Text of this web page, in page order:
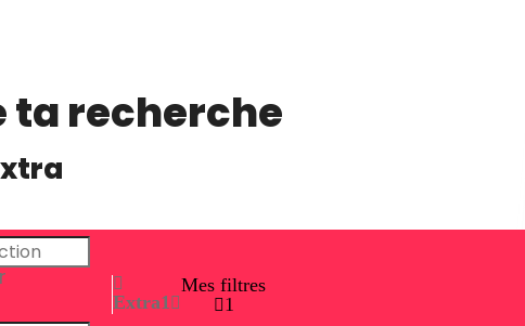
ta recherche
Extra1
Mes filtres
1